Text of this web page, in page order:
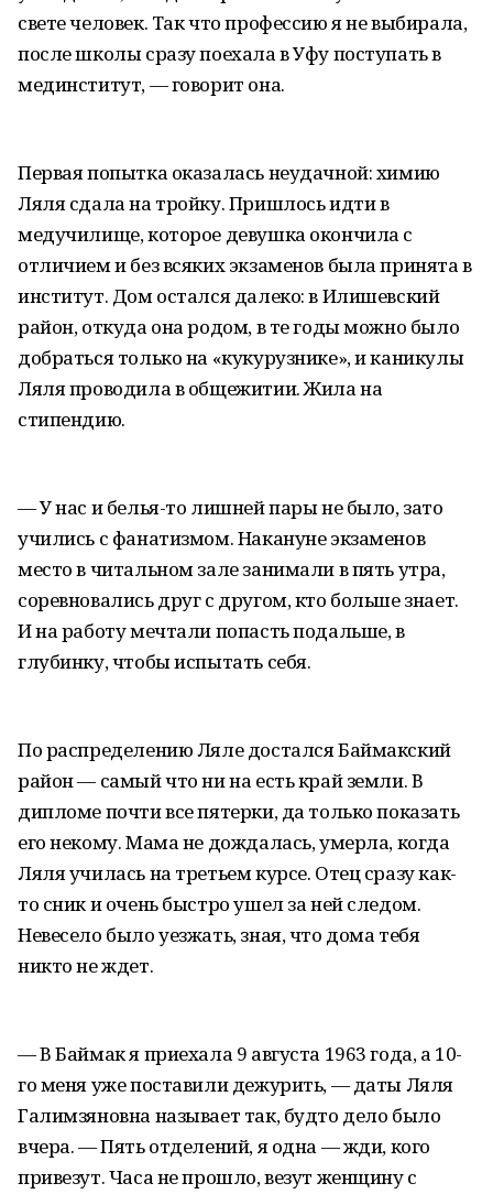
свете человек. Так что профессию я не выбирала,
после школы сразу поехала в Уфу поступать в
мединститут, — говорит она.
Первая попытка оказалась неудачной: химию
Ляля сдала на тройку. Пришлось идти в
медучилище, которое девушка окончила с
отличием и без всяких экзаменов была принята в
институт. Дом остался далеко: в Илишевский
район, откуда она родом, в те годы можно было
добраться только на «кукурузнике», и каникулы
Ляля проводила в общежитии. Жила на
стипендию.
— У нас и белья-то лишней пары не было, зато
учились с фанатизмом. Накануне экзаменов
место в читальном зале занимали в пять утра,
соревновались друг с другом, кто больше знает.
И на работу мечтали попасть подальше, в
глубинку, чтобы испытать себя.
По распределению Ляле достался Баймакский
район — самый что ни на есть край земли. В
дипломе почти все пятерки, да только показать
его некому. Мама не дождалась, умерла, когда
Ляля училась на третьем курсе. Отец сразу как-
то сник и очень быстро ушел за ней следом.
Невесело было уезжать, зная, что дома тебя
никто не ждет.
— В Баймак я приехала 9 августа 1963 года, а 10-
го меня уже поставили дежурить, — даты Ляля
Галимзяновна называет так, будто дело было
вчера. — Пять отделений, я одна — жди, кого
привезут. Часа не прошло, везут женщину с